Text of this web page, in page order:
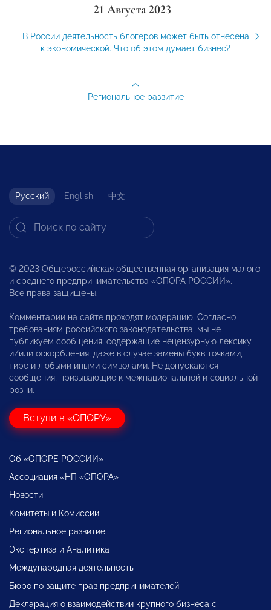
21 Августа 2023
В России деятельность блогеров может быть отнесена
к экономической. Что об этом думает бизнес?
Региональное развитие
Русский English 中文
© 2023 Общероссийская общественная организация малого
и среднего предпринимательства «ОПОРА РОССИИ».
Все права защищены.
Комментарии на сайте проходят модерацию. Согласно
требованиям российского законодательства, мы не
публикуем сообщения, содержащие нецензурную лексику
и/или оскорбления, даже в случае замены букв точками,
тире и любыми иными символами. Не допускаются
сообщения, призывающие к межнациональной и социальной
розни.
Вступи в «ОПОРУ»
Об «ОПОРЕ РОССИИ»
Ассоциация «НП «ОПОРА»
Новости
Комитеты и Комиссии
Региональное развитие
Экспертиза и Аналитика
Международная деятельность
Бюро по защите прав предпринимателей
Декларация о взаимодействии крупного бизнеса с